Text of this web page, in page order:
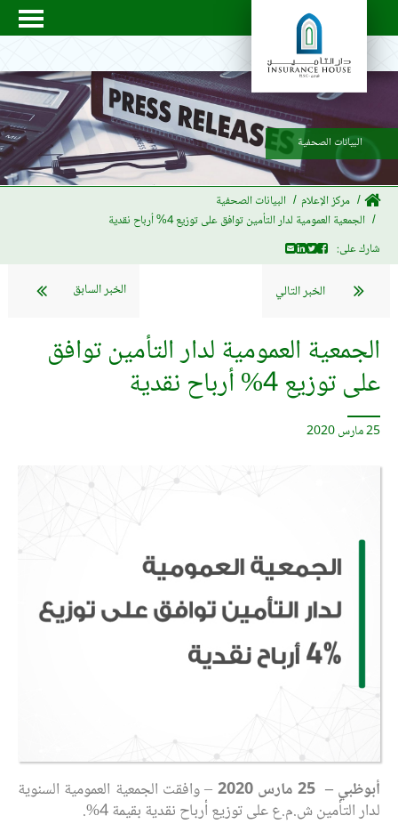
البيانات الصحفية
مركز الإعلام
البيانات الصحفية
الجمعية العمومية لدار التأمين توافق على توزيع 4% أرباح نقدية
شارك على:
الخبر التالي الخبر السابق
الجمعية العمومية لدار التأمين توافق
على توزيع 4% أرباح نقدية
25 مارس 2020
أبوظبي –
– وافقت الجمعية العمومية السنوية
لدار التأمين ش.م.ع على توزيع أرباح نقدية بقيمة 4%.